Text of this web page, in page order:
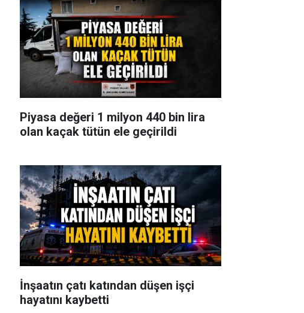
Piyasa değeri 1 milyon 440 bin lira
olan kaçak tütün ele geçirildi
İnşaatın çatı katından düşen işçi
hayatını kaybetti